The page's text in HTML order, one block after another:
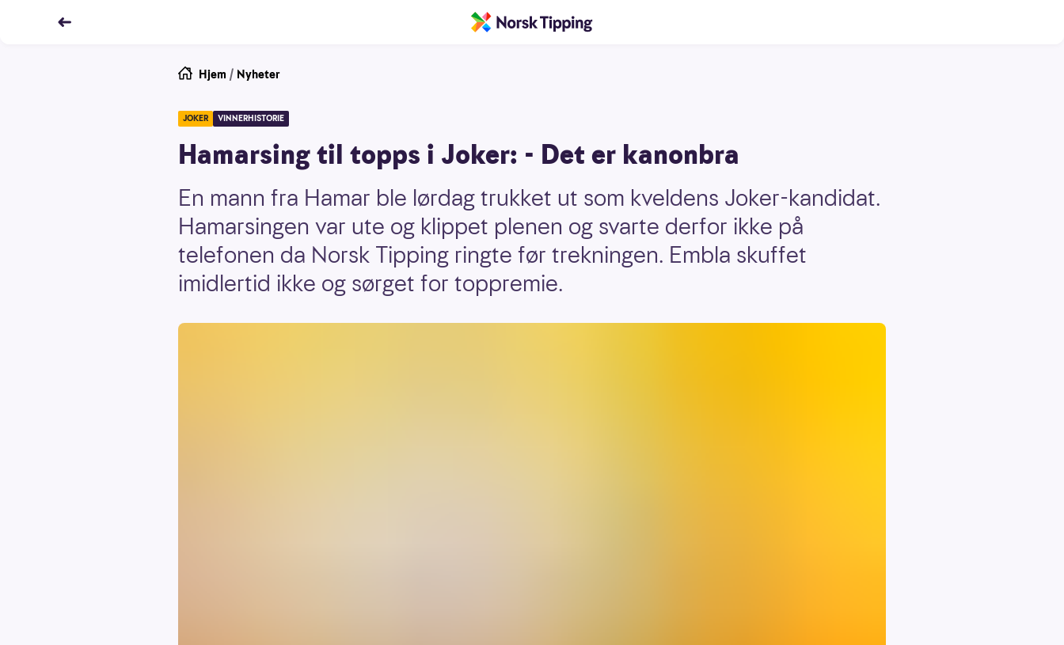
Hjem / Nyheter
JOKER VINNERHISTORIE
Hamarsing til topps i Joker: - Det er kanonbra
En mann fra Hamar ble lørdag trukket ut som kveldens Joker-kandidat.
Hamarsingen var ute og klippet plenen og svarte derfor ikke på
telefonen da Norsk Tipping ringte før trekningen. Embla skuffet
imidlertid ikke og sørget for toppremie.